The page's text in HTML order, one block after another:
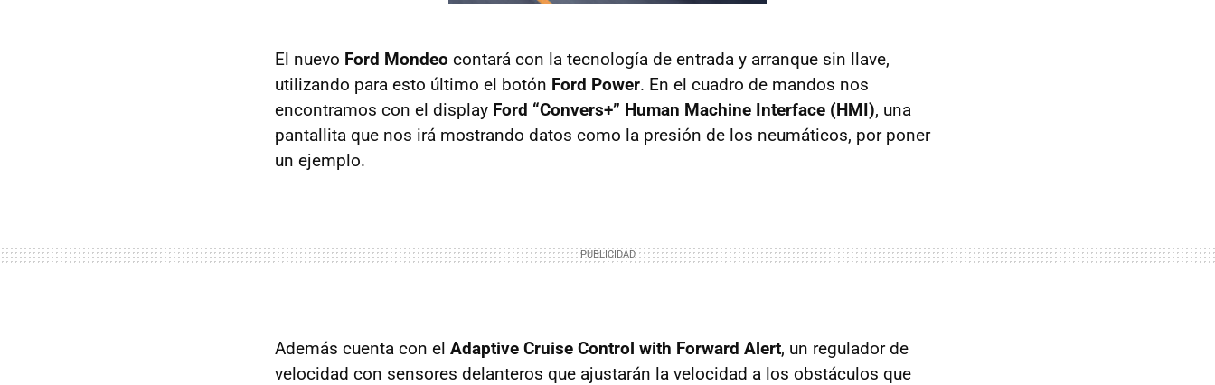
El nuevo Ford Mondeo contará con la tecnología de entrada y arranque sin llave,
utilizando para esto último el botón Ford Power. En el cuadro de mandos nos
encontramos con el display Ford “Convers+” Human Machine Interface (HMI), una
pantallita que nos irá mostrando datos como la presión de los neumáticos, por poner
un ejemplo.
Además cuenta con el Adaptive Cruise Control with Forward Alert, un regulador de
velocidad con sensores delanteros que ajustarán la velocidad a los obstáculos que